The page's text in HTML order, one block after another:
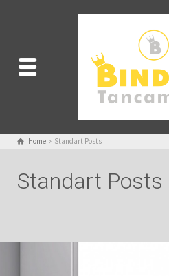
Home Standart Posts
Standart Posts